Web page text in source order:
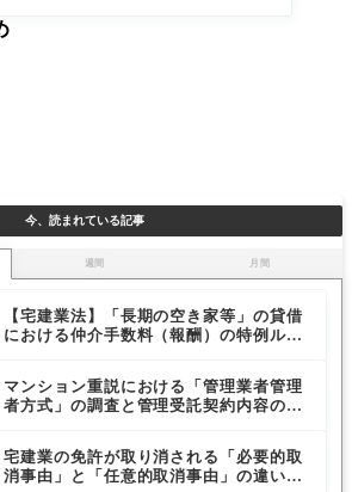
今、読まれている記事
週間 月間
【宅建業法】「長期の空き家等」の貸借
における仲介手数料（報酬）の特例ルー
マンション重説における「管理業者管理
者方式」の調査と管理受託契約内容の説
宅建業の免許が取り消される「必要的取
消事由」と「任意的取消事由」の違いと